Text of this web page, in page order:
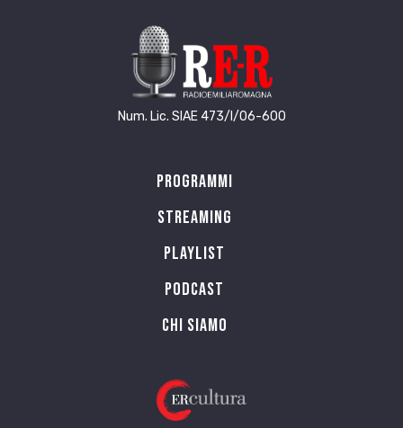
Num. Lic. SIAE 473/I/06-600
Programmi
Streaming
Playlist
PODCAST
Chi siamo